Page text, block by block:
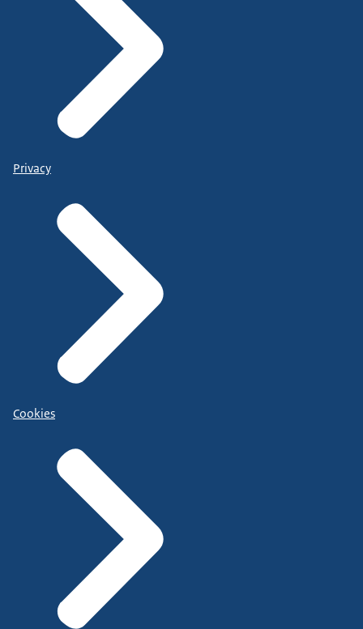
Privacy
Cookies